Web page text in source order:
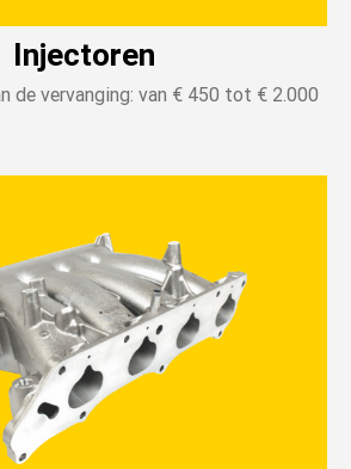
Injectoren
de vervanging: van € 450 tot € 2.000